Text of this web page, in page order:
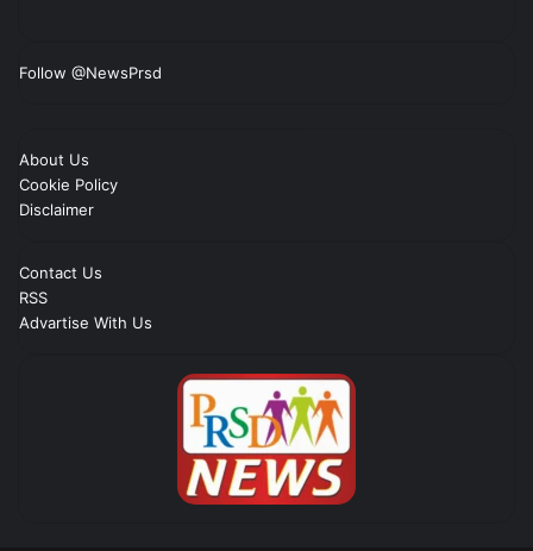
Follow @NewsPrsd
About Us
Cookie Policy
Disclaimer
Contact Us
RSS
Advartise With Us